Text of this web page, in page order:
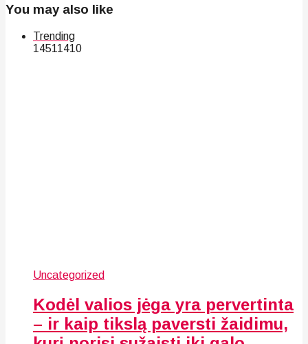
You may also like
Trending
14511410
Uncategorized
Kodėl valios jėga yra pervertinta
– ir kaip tikslą paversti žaidimu,